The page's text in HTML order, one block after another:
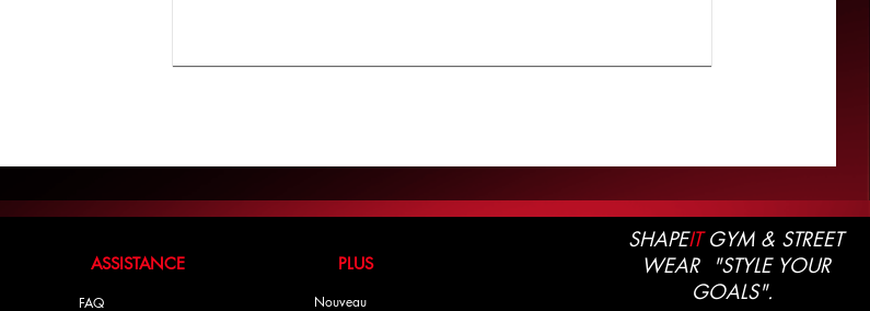
ASSISTANCE PLUS
FAQ Nouveau
SHAPEITGYM & STREET
WEAR "STYLE YOUR
GOALS".